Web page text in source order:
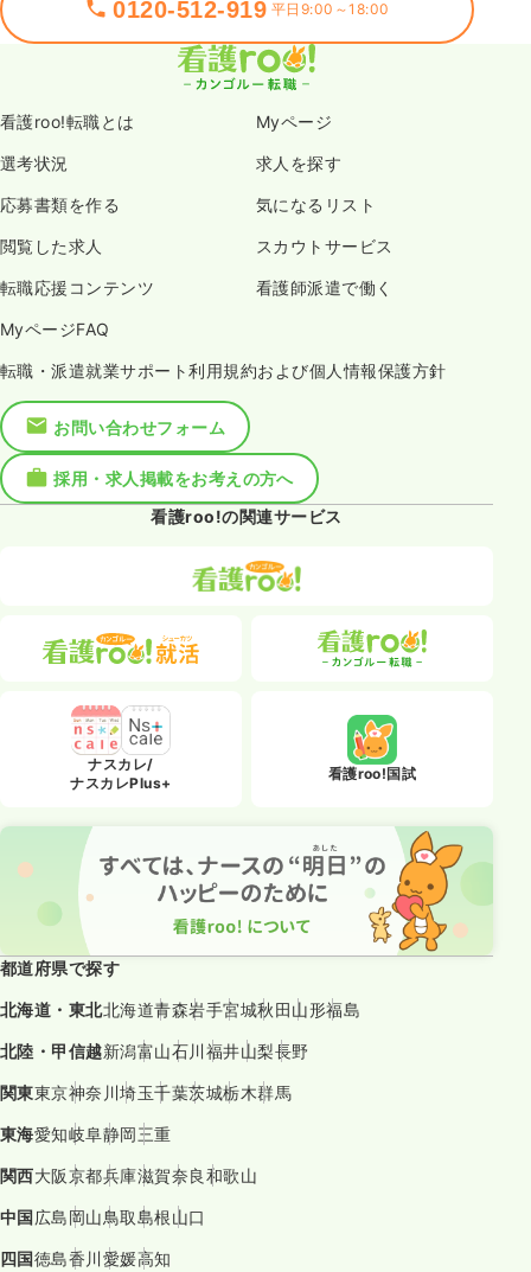
0120-512-919 平日9:00～18:00
看護roo!転職とは Myページ
選考状況 求人を探す
応募書類を作る 気になるリスト
閲覧した求人 スカウトサービス
転職応援コンテンツ 看護師派遣で働く
MyページFAQ
転職・派遣就業サポート利用規約および個人情報保護方針
お問い合わせフォーム
採用・求人掲載をお考えの方へ
看護roo!の関連サービス
ナスカレ/
ナスカレPlus+
看護roo!国試
都道府県で探す
北海道・東北北海道青森岩手宮城秋田山形福島
北陸・甲信越新潟富山石川福井山梨長野
関東東京神奈川埼玉千葉茨城栃木群馬
東海愛知岐阜静岡三重
関西大阪京都兵庫滋賀奈良和歌山
中国広島岡山鳥取島根山口
四国徳島香川愛媛高知